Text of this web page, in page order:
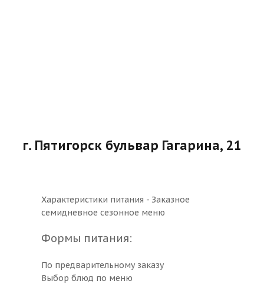
г. Пятигорск бульвар Гагарина, 21
Характеристики питания - Заказное
семидневное сезонное меню
Формы питания:
По предварительному заказу
Выбор блюд по меню